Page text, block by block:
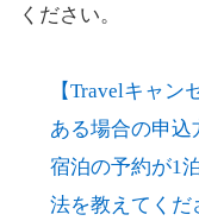
ください。
【Travelキャ
ある場合の申込
宿泊の予約が1
法を教えてくだ